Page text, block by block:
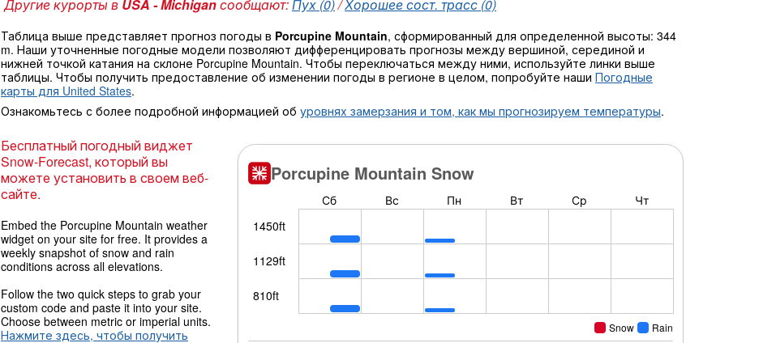
Другие курорты в USA - Michiganсообщают:Пух (0)/Хорошее сост. трасс (0)
Таблица выше представляет прогноз погоды в Porcupine Mountain, сформированный для определенной высоты: 344
m. Наши уточненные погодные модели позволяют дифференцировать прогнозы между вершиной, серединой и
нижней точкой катания на склоне Porcupine Mountain. Чтобы переключаться между ними, используйте линки выше
таблицы. Чтобы получить предоставление об изменении погоды в регионе в целом, попробуйте наши Погодные
карты для United States.
Ознакомьтесь с более подробной информацией об уровнях замерзания и том, как мы прогнозируем температуры.
Бесплатный погодный виджет
Snow-Forecast, который вы
можете установить в своем веб-
сайте.
Embed the Porcupine Mountain weather
widget on your site for free. It provides a
weekly snapshot of snow and rain
conditions across all elevations.
Follow the two quick steps to grab your
custom code and paste it into your site.
Choose between metric or imperial units.
Нажмите здесь, чтобы получить